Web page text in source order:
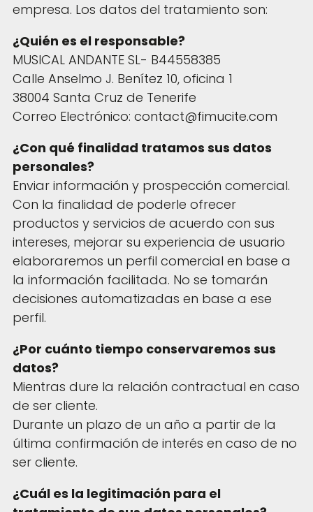
Fimucité 20
Current edition
Tickets
On sale now
News
More...
empresa. Los datos del tratamiento son:
¿Quién es el responsable?
MUSICAL ANDANTE SL- B44558385
Calle Anselmo J. Benítez 10, oficina 1
38004 Santa Cruz de Tenerife
Correo Electrónico: contact@fimucite.com
¿Con qué finalidad tratamos sus datos
personales?
Enviar información y prospección comercial.
Con la finalidad de poderle ofrecer
productos y servicios de acuerdo con sus
intereses, mejorar su experiencia de usuario
elaboraremos un perfil comercial en base a
la información facilitada. No se tomarán
decisiones automatizadas en base a ese
perfil.
¿Por cuánto tiempo conservaremos sus
datos?
Mientras dure la relación contractual en caso
de ser cliente.
Durante un plazo de un año a partir de la
última confirmación de interés en caso de no
ser cliente.
¿Cuál es la legitimación para el